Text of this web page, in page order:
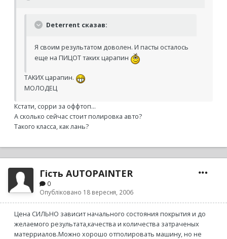
Deterrent сказав:
Я своим результатом доволен. И пасты осталось
еще на ПИЦОТ таких царапин
ТАКИХ царапин.
МОЛОДЕЦ
Кстати, сорри за оффтоп...
А сколько сейчас стоит полировка авто?
Такого класса, как лань?
Гість AUTOPAINTER
0
Опубліковано 18 вересня, 2006
Цена СИЛЬНО зависит начального состояния покрытия и до
желаемого результата,качества и количества затраченых
матерриалов.Можно хорошо отполировать машину, но не